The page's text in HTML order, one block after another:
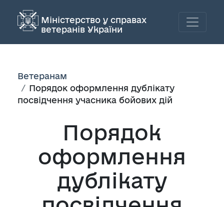
Міністерство у справах
ветеранів України
Ветеранам
Порядок оформлення дублікату
посвідчення учасника бойових дій
Порядок
оформлення
дублікату